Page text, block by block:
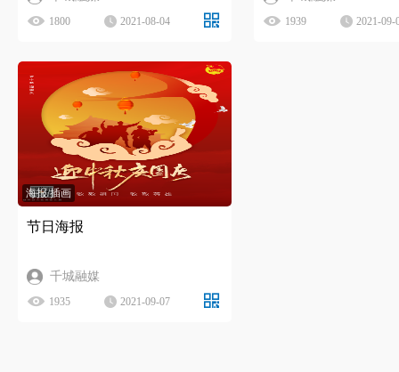
1800 2021-08-04 1939 2021-09-
海报/插画
节日海报
千城融媒
1935 2021-09-07